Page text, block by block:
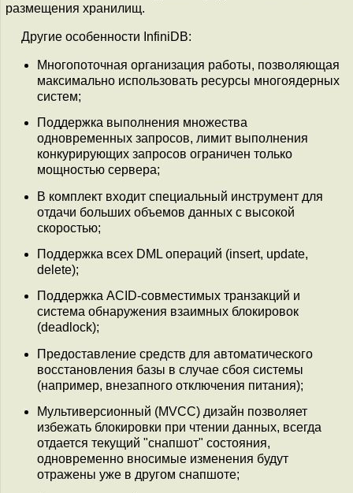
размещения хранилищ.
Другие особенности InfiniDB:
Многопоточная организация работы, позволяющая
максимально использовать ресурсы многоядерных
систем;
Поддержка выполнения множества
одновременных запросов, лимит выполнения
конкурирующих запросов ограничен только
мощностью сервера;
В комплект входит специальный инструмент для
отдачи больших объемов данных с высокой
скоростью;
Поддержка всех DML операций (insert, update,
delete);
Поддержка ACID-совместимых транзакций и
система обнаружения взаимных блокировок
(deadlock);
Предоставление средств для автоматического
восстановления базы в случае сбоя системы
(например, внезапного отключения питания);
Мультиверсионный (MVCC) дизайн позволяет
избежать блокировки при чтении данных, всегда
отдается текущий "снапшот" состояния,
одновременно вносимые изменения будут
отражены уже в другом снапшоте;